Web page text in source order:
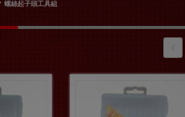
螺絲起子頭工具組